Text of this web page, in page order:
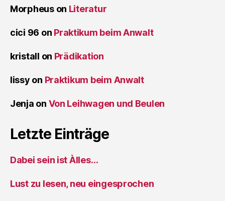
Morpheuson Literatur
cici 96 on Praktikum beim Anwalt
kristall on Prädikation
lissy on Praktikum beim Anwalt
Jenja on Von Leihwagen und Beulen
Letzte Einträge
Dabei sein ist Àlles…
Lust zu lesen, neu eingesprochen